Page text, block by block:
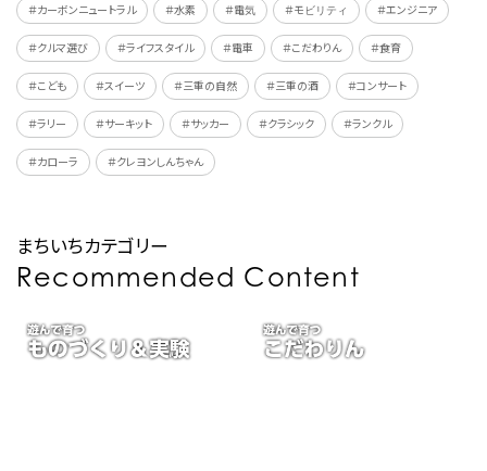
＃カーボンニュートラル ＃水素 ＃電気 ＃モビリティ ＃エンジニア
＃クルマ選び ＃ライフスタイル ＃電車 ＃こだわりん ＃食育
＃こども ＃スイーツ ＃三重の自然 ＃三重の酒 ＃コンサート
＃ラリー ＃サーキット ＃サッカー ＃クラシック ＃ランクル
＃カローラ ＃クレヨンしんちゃん
まちいちカテゴリー
Recommended Content